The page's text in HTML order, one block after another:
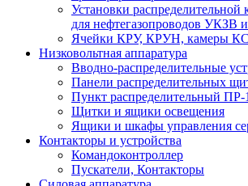
Установки
для нефтегазопроводов УКЗВ
Ячейки КРУ, КРУН, камеры
Низковольтная аппаратура
Вводно-распределительные
Панели распределительных
Пункт распределительный ПР-
Щитки и ящики освещения
Ящики и шкафы управления
Контакторы и устройства
Командоконтроллер
Пускатели, Контакторы